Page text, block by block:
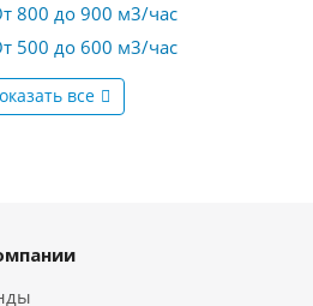
800 до 900 м3/час
500 до 600 м3/час
все